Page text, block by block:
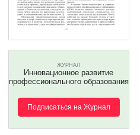
ЖУРНАЛ
Инновационное развитие
профессионального образования
Подписаться на Журнал